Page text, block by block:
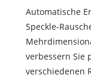
Automatische
Speckle-
verbessern Sie
verschiedenen